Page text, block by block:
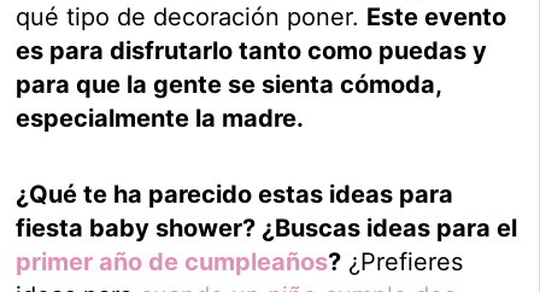
qué tipo de decoración poner. Este evento
es para disfrutarlo tanto como puedas y
para que la gente se sienta cómoda,
especialmente la madre.
¿Qué te ha parecido estas ideas para
fiesta baby shower? ¿Buscas ideas para el
primer año de cumpleaños? ¿Prefieres